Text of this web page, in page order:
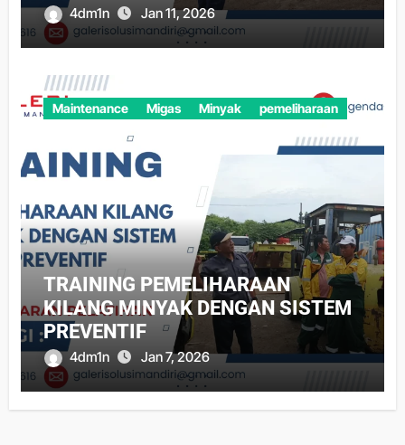
4dm1n Jan 11, 2026
Maintenance Migas Minyak pemeliharaan
TRAINING PEMELIHARAAN
KILANG MINYAK DENGAN SISTEM
PREVENTIF
4dm1n Jan 7, 2026